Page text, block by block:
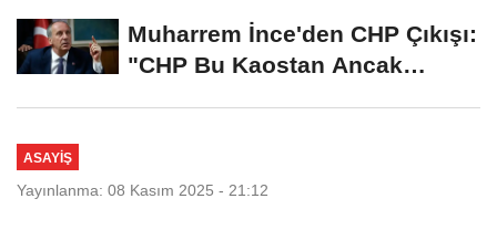
Muharrem İnce'den CHP Çıkışı:
"CHP Bu Kaostan Ancak
ASAYIŞ
Yayınlanma: 08 Kasım 2025 - 21:12